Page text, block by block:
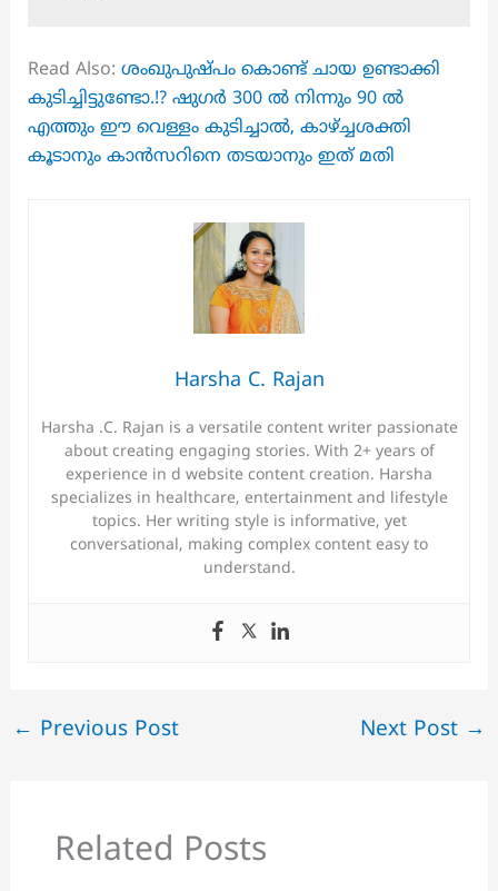
Read Also: ശംഖുപുഷ്പം കൊണ്ട് ചായ ഉണ്ടാക്കി
കുടിച്ചിട്ടുണ്ടോ.!? ഷുഗർ 300 ൽ നിന്നും 90 ൽ
എത്തും ഈ വെള്ളം കുടിച്ചാൽ, കാഴ്ച്ചശക്തി
കൂടാനും കാൻസറിനെ തടയാനും ഇത് മതി
Harsha C. Rajan
Harsha .C. Rajan is a versatile content writer passionate
about creating engaging stories. With 2+ years of
experience in d website content creation. Harsha
specializes in healthcare, entertainment and lifestyle
topics. Her writing style is informative, yet
conversational, making complex content easy to
understand.
← Previous Post Next Post →
Related Posts